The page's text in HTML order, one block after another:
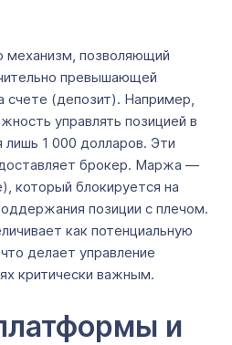
механизм, позволяющий
превышающей
счете (депозит). Например,
управлять позицией в
1 000 долларов. Эти
брокер. Маржа —
который блокируется на
позиции с плечом.
как потенциальную
делает управление
критически важным.
и